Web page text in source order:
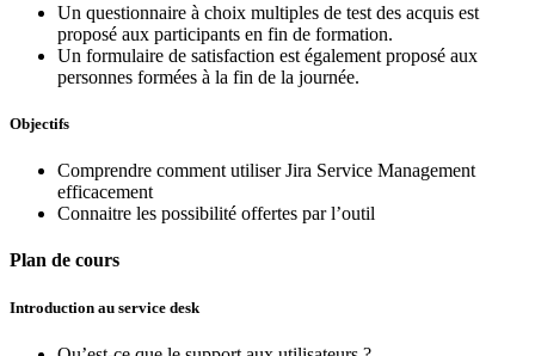
Un questionnaire à choix multiples de test des acquis est
proposé aux participants en fin de formation.
Un formulaire de satisfaction est également proposé aux
personnes formées à la fin de la journée.
Objectifs
Comprendre comment utiliser Jira Service Management
efficacement
Connaitre les possibilité offertes par l’outil
Plan de cours
Introduction au service desk